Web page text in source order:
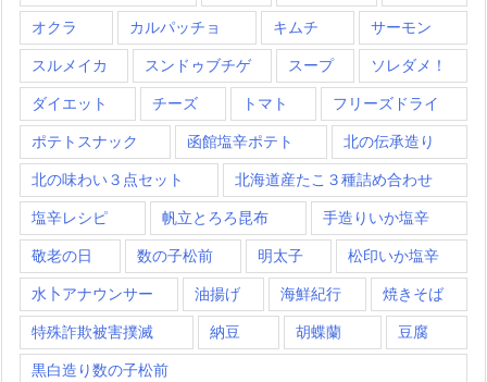
オクラ カルパッチョ キムチ サーモン
スルメイカ スンドゥブチゲ スープ ソレダメ！
ダイエット チーズ トマト フリーズドライ
ポテトスナック 函館塩辛ポテト 北の伝承造り
北の味わい３点セット 北海道産たこ３種詰め合わせ
塩辛レシピ 帆立とろろ昆布 手造りいか塩辛
敬老の日 数の子松前 明太子 松印いか塩辛
水卜アナウンサー 油揚げ 海鮮紀行 焼きそば
特殊詐欺被害撲滅 納豆 胡蝶蘭 豆腐
黒白造り数の子松前